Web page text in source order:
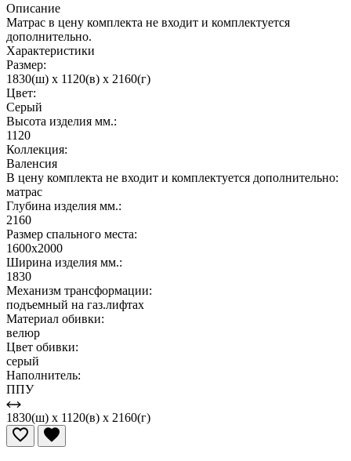
Описание
Матрас в цену комплекта не входит и комплектуется
дополнительно.
Характеристики
Размер:
1830(ш) x 1120(в) x 2160(г)
Цвет:
Серый
Высота изделия мм.:
1120
Коллекция:
Валенсия
В цену комплекта не входит и комплектуется дополнительно:
матрас
Глубина изделия мм.:
2160
Размер спального места:
1600х2000
Ширина изделия мм.:
1830
Механизм трансформации:
подъемный на газ.лифтах
Материал обивки:
велюр
Цвет обивки:
серый
Наполнитель:
ППУ
1830(ш) x 1120(в) x 2160(г)